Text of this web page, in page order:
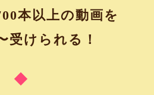
本以上の動画を
受けられる！